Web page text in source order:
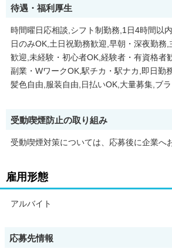
待遇・福利厚生
時間曜日応相談,シフト制勤務,1日4時間以
日のみOK,土日祝勤務歓迎,早朝・深夜勤務
歓迎,未経験・初心者OK,経験者・有資格者
副業・WワークOK,駅チカ・駅ナカ,即日勤
髪色自由,服装自由,日払いOK,大量募集,ブ
受動喫煙防止の取り組み
受動喫煙対策については、応募後に企業へ
雇用形態
アルバイト
応募先情報